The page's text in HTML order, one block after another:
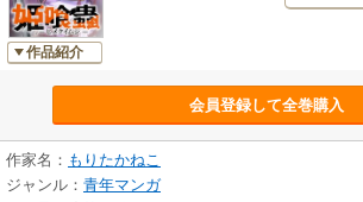
作品紹介
会員登録して全巻購入
作家名： もりたかねこ
ジャンル： 青年マンガ